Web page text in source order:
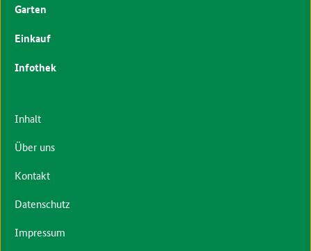
Garten
Einkauf
Infothek
Inhalt
Über uns
Kontakt
Datenschutz
Impressum